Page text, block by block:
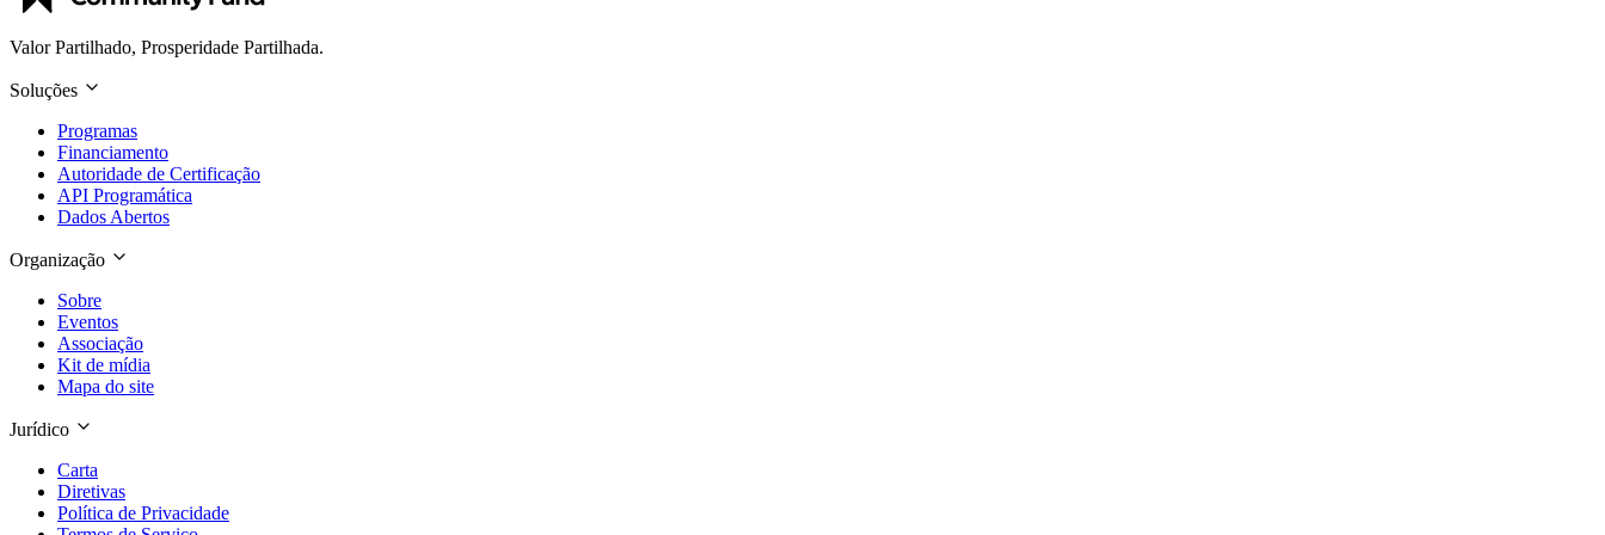
Valor Partilhado, Prosperidade Partilhada.
Soluções
Programas
Financiamento
Autoridade de Certificação
API Programática
Dados Abertos
Organização
Sobre
Eventos
Associação
Kit de mídia
Mapa do site
Jurídico
Carta
Diretivas
Política de Privacidade